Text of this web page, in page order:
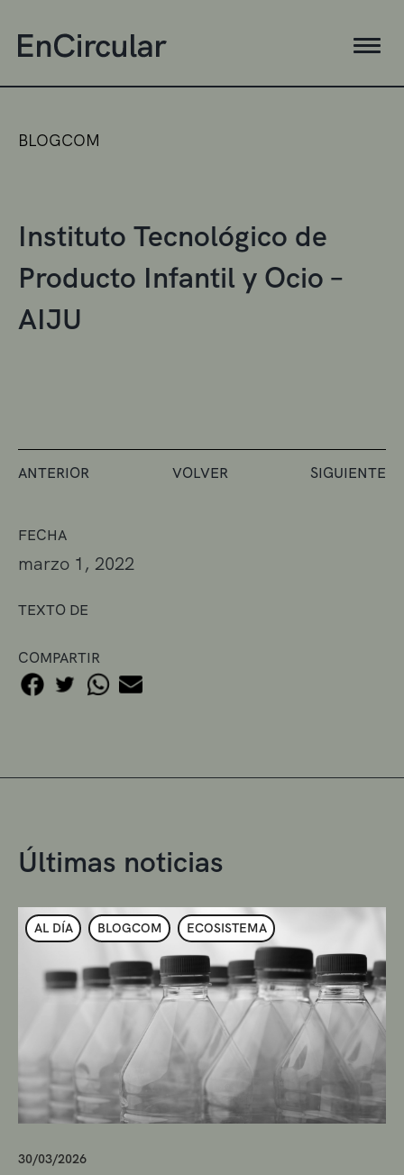
FECHA
marzo 1, 2022
TEXTO DE
COMPARTIR
BLOGCOM
Instituto Tecnológico de
Producto Infantil y Ocio –
AIJU
ANTERIOR VOLVER SIGUIENTE
Últimas noticias
AL DÍA BLOGCOM ECOSISTEMA
30/03/2026